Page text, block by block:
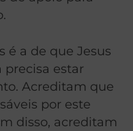
é a de que Jesus
precisa estar
Acreditam que
por este
disso, acreditam